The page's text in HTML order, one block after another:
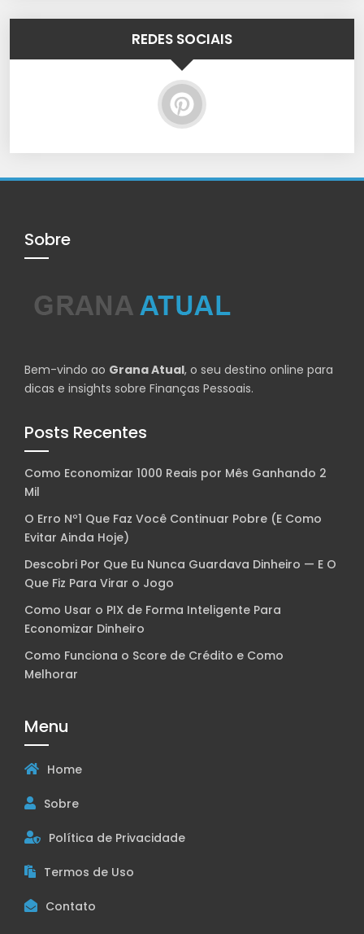
REDES SOCIAIS
Sobre
Bem-vindo ao Grana Atual, o seu destino online para
dicas e insights sobre Finanças Pessoais.
Posts Recentes
Como Economizar 1000 Reais por Mês Ganhando 2
Mil
O Erro Nº1 Que Faz Você Continuar Pobre (E Como
Evitar Ainda Hoje)
Descobri Por Que Eu Nunca Guardava Dinheiro — E O
Que Fiz Para Virar o Jogo
Como Usar o PIX de Forma Inteligente Para
Economizar Dinheiro
Como Funciona o Score de Crédito e Como
Melhorar
Menu
Home
Sobre
Política de Privacidade
Termos de Uso
Contato